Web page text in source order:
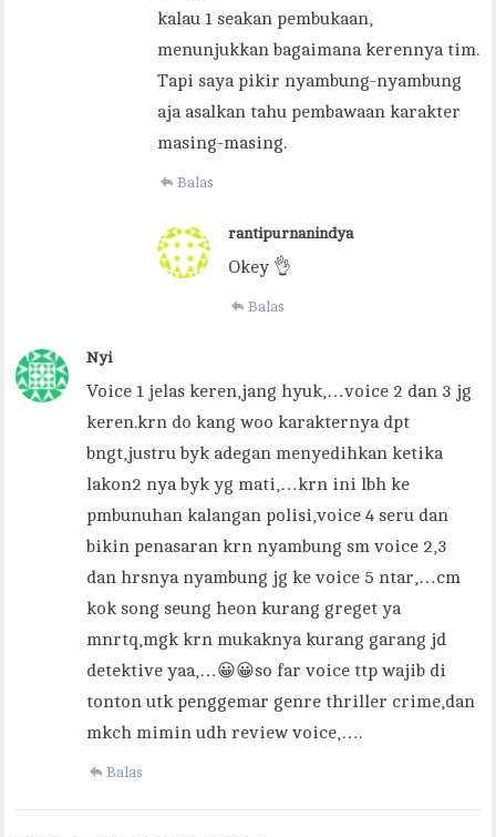
kalau 1 seakan pembukaan,
menunjukkan bagaimana kerennya tim.
Tapi saya pikir nyambung-nyambung
aja asalkan tahu pembawaan karakter
masing-masing.
Balas
rantipurnanindya
Okey 👌
Balas
Nyi
Voice 1 jelas keren,jang hyuk,…voice 2 dan 3 jg
keren.krn do kang woo karakternya dpt
bngt,justru byk adegan menyedihkan ketika
lakon2 nya byk yg mati,…krn ini lbh ke
pmbunuhan kalangan polisi,voice 4 seru dan
bikin penasaran krn nyambung sm voice 2,3
dan hrsnya nyambung jg ke voice 5 ntar,…cm
kok song seung heon kurang greget ya
mnrtq,mgk krn mukaknya kurang garang jd
detektive yaa,…😀😀so far voice ttp wajib di
tonton utk penggemar genre thriller crime,dan
mkch mimin udh review voice,….
Balas